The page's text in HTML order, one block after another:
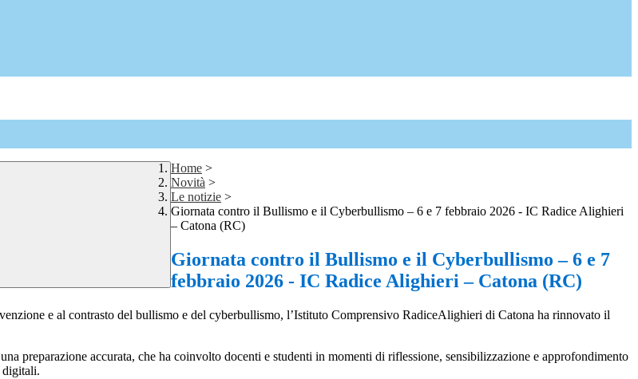
Home >
Novità >
Le notizie >
Giornata contro il Bullismo e il Cyberbullismo – 6 e 7 febbraio 2026 - IC Radice Alighieri
– Catona (RC)
Giornata contro il Bullismo e il Cyberbullismo – 6 e 7
febbraio 2026 - IC Radice Alighieri – Catona (RC)
e al contrasto del bullismo e del cyberbullismo, l’Istituto Comprensivo RadiceAlighieri di Catona ha rinnovato il
preparazione accurata, che ha coinvolto docenti e studenti in momenti di riflessione, sensibilizzazione e approfondimento
digitali.